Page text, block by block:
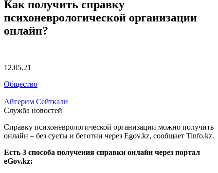
Как получить справку
психоневрологической организации
онлайн?
12.05.21
Общество
Айгерим Сейткали
Служба новостей
Справку психоневрологической организации можно получить
онлайн – без суеты и беготни через Egov.kz, сообщает Tinfo.kz.
Есть 3 способа получения справки онлайн через портал
eGov.kz: